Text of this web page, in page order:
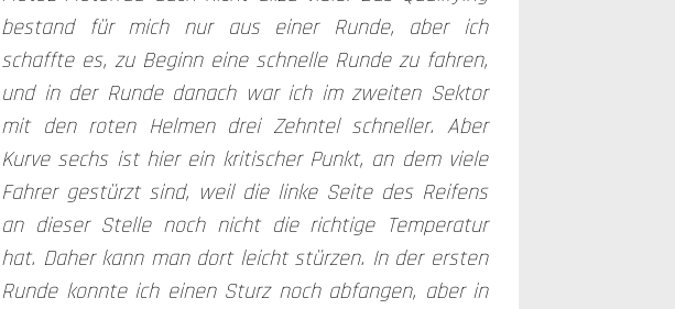
bestand für mich nur aus einer Runde, aber ich
schaffte es, zu Beginn eine schnelle Runde zu fahren,
und in der Runde danach war ich im zweiten Sektor
mit den roten Helmen drei Zehntel schneller. Aber
Kurve sechs ist hier ein kritischer Punkt, an dem viele
Fahrer gestürzt sind, weil die linke Seite des Reifens
an dieser Stelle noch nicht die richtige Temperatur
hat. Daher kann man dort leicht stürzen. In der ersten
Runde konnte ich einen Sturz noch abfangen, aber in